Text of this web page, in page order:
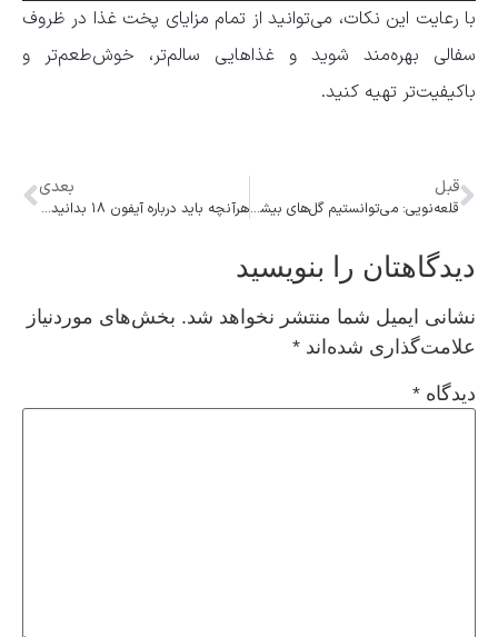
با رعایت این نکات، می‌توانید از تمام مزایای پخت غذا در ظروف
سفالی بهره‌مند شوید و غذاهایی سالم‌تر، خوش‌طعم‌تر و
باکیفیت‌تر تهیه کنید.
قبل
قلعه‌نویی: می‌توانستیم گل‌های بیشتری بزنیم/ روایت گفت‌وگو با اینفانتینو و پیامی که به گوش رئیس فیفا رسید
بعدی
هرآنچه باید درباره آیفون ۱۸ بدانید | بررسی مشخصات، طراحی و زمان عرضه
دیدگاهتان را بنویسید
نشانی ایمیل شما منتشر نخواهد شد. بخش‌های موردنیاز
علامت‌گذاری شده‌اند *
دیدگاه *